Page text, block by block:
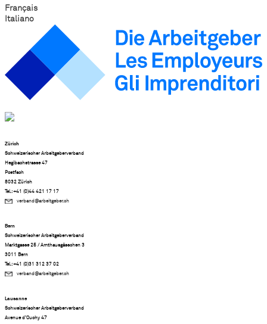
Français
Italiano
Zürich
Schweizerischer Arbeitgeberverband
Hegibachstrasse 47
Postfach
8032 Zürich
Tel.: +41 (0)44 421 17 17
verband@arbeitgeber.ch
Bern
Schweizerischer Arbeitgeberverband
Marktgasse 25 / Amthausgässchen 3
3011 Bern
Tel.: +41 (0)31 312 37 02
verband@arbeitgeber.ch
Lausanne
Schweizerischer Arbeitgeberverband
Avenue d’Ouchy 47